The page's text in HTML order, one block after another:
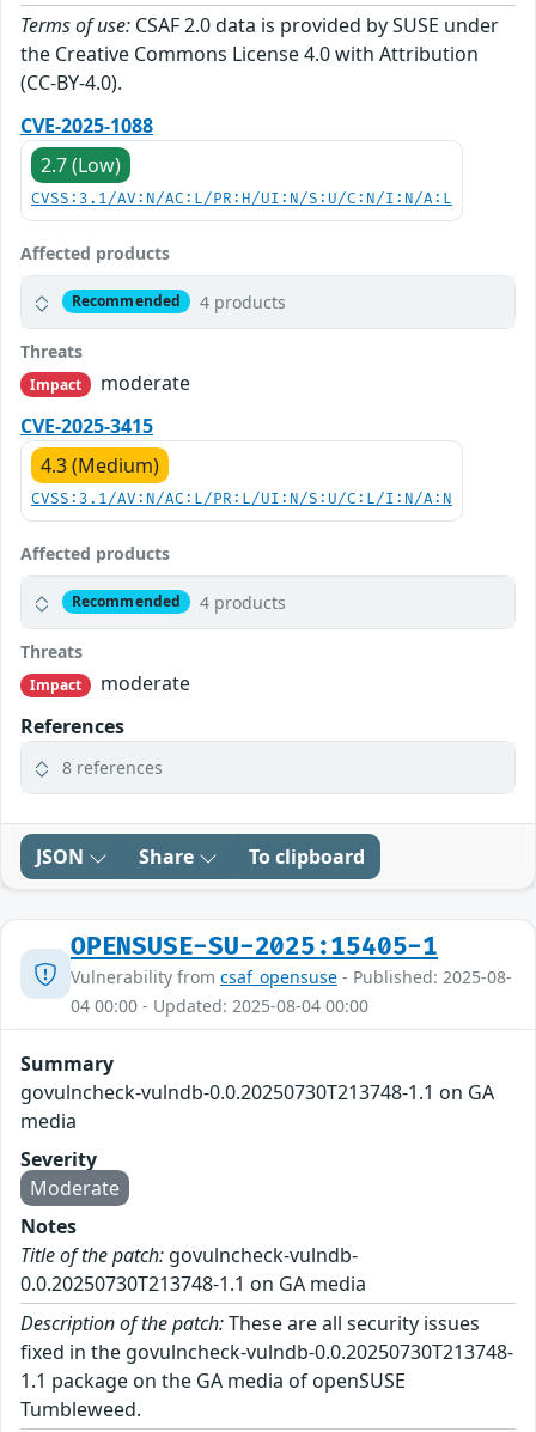
Terms of use: CSAF 2.0 data is provided by SUSE under
the Creative Commons License 4.0 with Attribution
(CC-BY-4.0).
CVE-2025-1088
2.7 (Low)
CVSS:3.1/AV:N/AC:L/PR:H/UI:N/S:U/C:N/I:N/A:L
Affected products
Recommended 4 products
Threats
Impact
moderate
CVE-2025-3415
4.3 (Medium)
CVSS:3.1/AV:N/AC:L/PR:L/UI:N/S:U/C:L/I:N/A:N
Affected products
Recommended 4 products
Threats
Impact
moderate
References
8 references
JSON Share To clipboard
OPENSUSE-SU-2025:15405-1
Vulnerability from csaf_opensuse - Published: 2025-08-
04 00:00 - Updated: 2025-08-04 00:00
Summary
govulncheck-vulndb-0.0.20250730T213748-1.1 on GA
media
Severity
Moderate
Notes
Title of the patch: govulncheck-vulndb-
0.0.20250730T213748-1.1 on GA media
Description of the patch:These are all security issues
fixed in the govulncheck-vulndb-0.0.20250730T213748-
1.1 package on the GA media of openSUSE
Tumbleweed.